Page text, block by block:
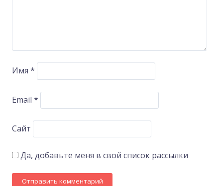
Имя *
Email *
Сайт
Да, добавьте меня в свой список рассылки